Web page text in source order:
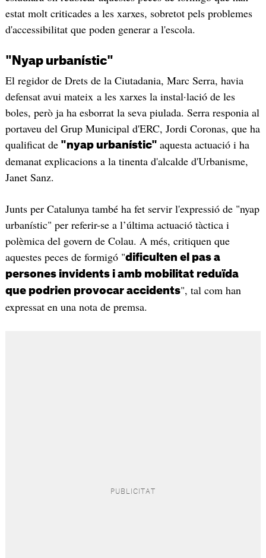
estat molt criticades a les xarxes, sobretot pels problemes
d'accessibilitat que poden generar a l'escola.
"Nyap urbanístic"
El regidor de Drets de la Ciutadania, Marc Serra, havia
defensat avui mateix a les xarxes la instal·lació de les
boles, però ja ha esborrat la seva piulada. Serra responia al
portaveu del Grup Municipal d'ERC, Jordi Coronas, que ha
qualificat de"nyap urbanístic" aquesta actuació i ha
demanat explicacions a la tinenta d'alcalde d'Urbanisme,
Janet Sanz.
Junts per Catalunya també ha fet servir l'expressió de "nyap
urbanístic" per referir-se a l’última actuació tàctica i
polèmica del govern de Colau. A més, critiquen que
aquestes peces de formigó "dificulten el pas a
persones invidents i amb mobilitat reduïda
que podrien provocar accidents", tal com han
expressat en una nota de premsa.